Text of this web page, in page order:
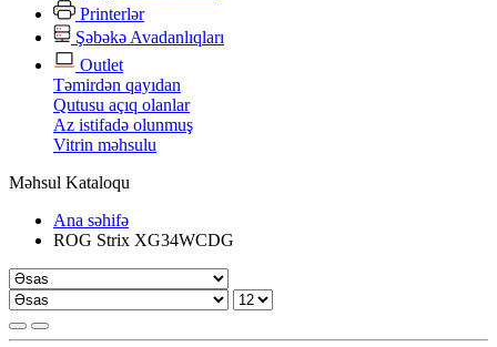
Printerlər
Şəbəkə Avadanlıqları
Outlet
Təmirdən qayıdan
Qutusu açıq olanlar
Az istifadə olunmuş
Vitrin məhsulu
Məhsul Kataloqu
Ana səhifə
ROG Strix XG34WCDG